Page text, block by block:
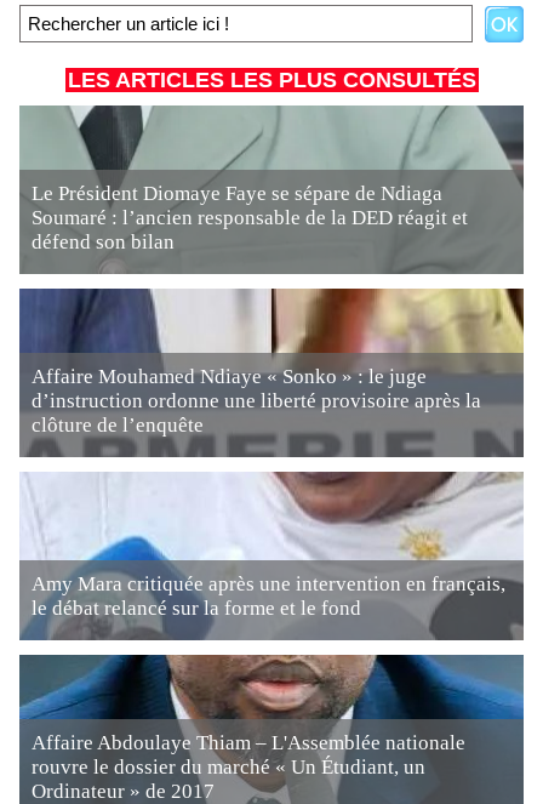
LES ARTICLES LES PLUS CONSULTÉS
Le Président Diomaye Faye se sépare de Ndiaga
Soumaré : l’ancien responsable de la DED réagit et
défend son bilan
Affaire Mouhamed Ndiaye « Sonko » : le juge
d’instruction ordonne une liberté provisoire après la
clôture de l’enquête
Amy Mara critiquée après une intervention en français,
le débat relancé sur la forme et le fond
Affaire Abdoulaye Thiam – L'Assemblée nationale
rouvre le dossier du marché « Un Étudiant, un
Ordinateur » de 2017